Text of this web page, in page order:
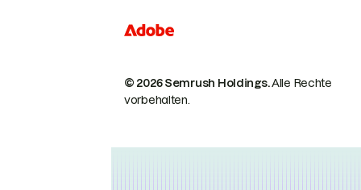
© 2026 Semrush Holdings.Alle Rechte
vorbehalten.